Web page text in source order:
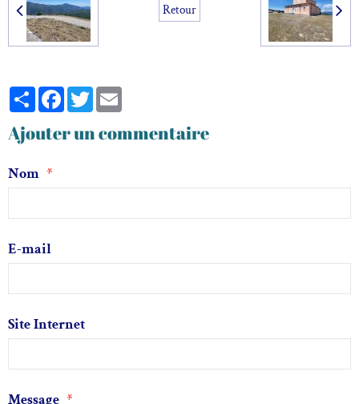
Retour
PartagerFacebook
Twitter
Ajouter un commentaire
Nom
E-mail
Site Internet
Message